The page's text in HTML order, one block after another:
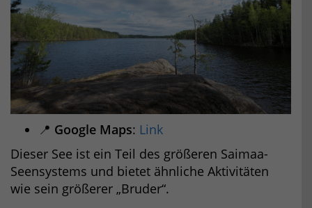
📍 Google Maps: Link
Dieser See ist ein Teil des größeren Saimaa-
Seensystems und bietet ähnliche Aktivitäten
wie sein größerer „Bruder“.